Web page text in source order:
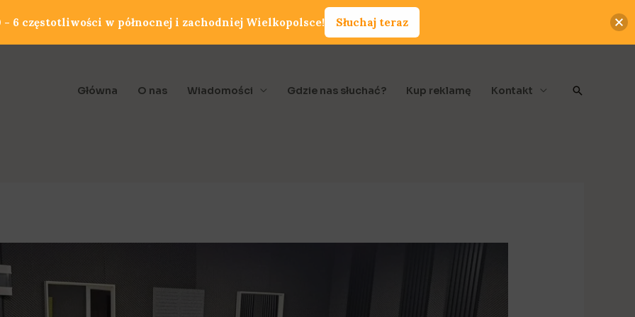
Główna O nas Wiadomości Gdzie nas słuchać? Kup reklamę Kontakt Szukaj
6 częstotliwości w północnej i zachodniej Wielkopolsce! Słuchaj teraz